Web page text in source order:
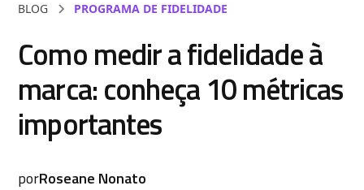
BLOG PROGRAMA DE FIDELIDADE
Como medir a fidelidade à
marca: conheça 10 métricas
importantes
porRoseane Nonato